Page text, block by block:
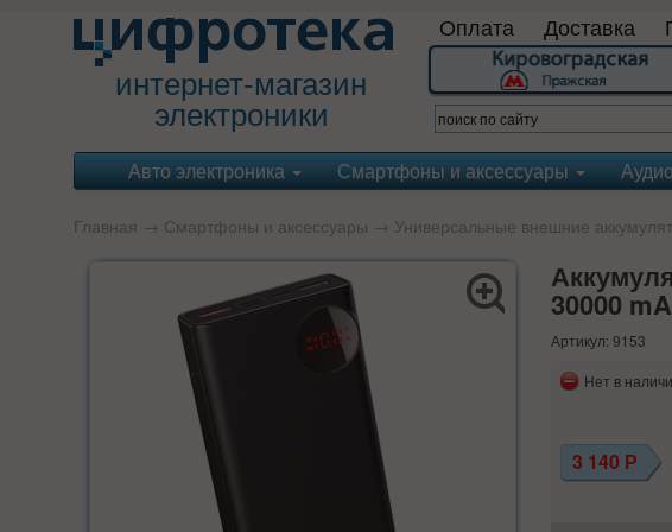
интернет-магазин
электроники
Оплата Доставка
Авто электроника Смартфоны и аксессуары
Главная → Смартфоны и аксессуары → Универсальные внешние
30000
Артикул: 9153
Нет в
3 140 Р